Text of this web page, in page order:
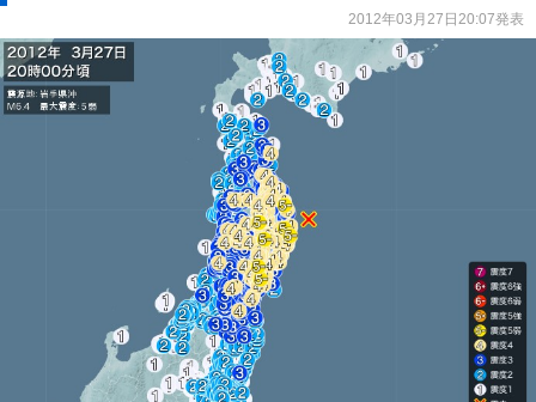
2012年03月27日20:07発表